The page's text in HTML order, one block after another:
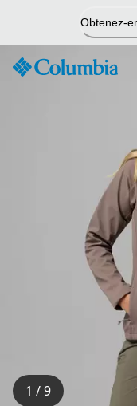
contenu
Obtenez-
1 / 9